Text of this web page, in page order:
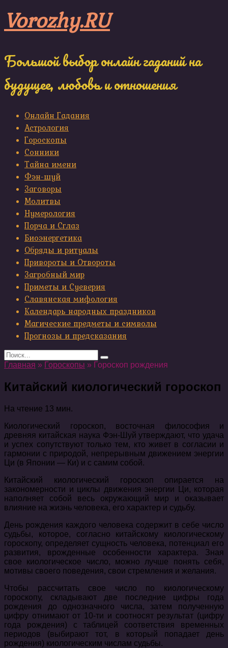
to
content
Vorozhy.RU
Большой выбор онлайн гаданий на
будущее, любовь и отношения
Онлайн Гадания
Астрология
Гороскопы
Сонники
Тайна имени
Фэн-шуй
Заговоры
Молитвы
Нумерология
Порча и Сглаз
Биоэнергетика
Обряды и ритуалы
Привороты и Отвороты
Загробный мир
Приметы и Суеверия
Славянская мифология
Календарь народных праздников
Магические предметы и символы
Прогнозы и предсказания
Search
for:
Главная » Гороскопы » Гороскоп рождения
Китайский киологический гороскоп
На чтение 13 мин.
Киологический гороскоп, восточная философия и
древняя китайская наука Фэн-Шуй утверждают, что удача
и успех сопутствуют только тем, кто живет в согласии и
гармонии с природой, непрерывным движением энергии
Ци (в Японии — Ки) и с самим собой.
Китайский киологический гороскоп опирается на
закономерности и циклы движения энергии Ци, которая
наполняет собой весь окружающий мир и оказывает
влияние на жизнь человека, его характер и судьбу.
День рождения каждого человека содержит в себе число
судьбы, которое, согласно китайскому киологическому
гороскопу, определяет сущность человека, потенциал его
развития, врожденные особенности характера. Зная
свое киологическое число, можно лучше понять себя,
мотивы своего поведения, свои стремления и желания.
Чтобы рассчитать свое число по киологическому
гороскопу, складывают две последние цифры года
рождения до однозначного числа, затем полученную
цифру отнимают от 10-ти и соотносят результат (цифру
года рождения) с таблицей соответствия временных
периодов (выбирают тот, в который попадает день
рождения) киологическим числам судьбы.